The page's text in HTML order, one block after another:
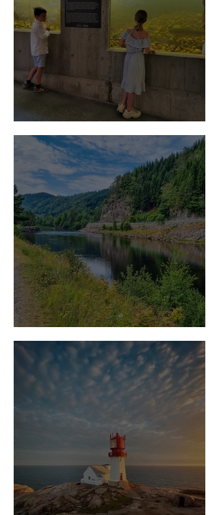
Besøkssenter Villaks
Barnevandrerstien